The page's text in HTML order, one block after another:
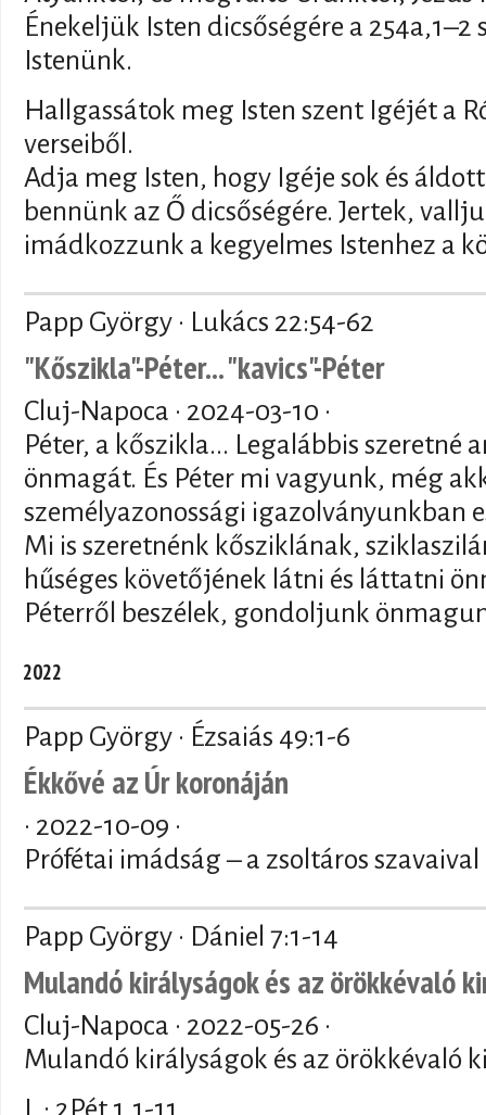
Énekeljük Isten dicsőségére a 254a,1–2
Istenünk.
Hallgassátok meg Isten szent Igéjét a
verseiből.
Adja meg Isten, hogy Igéje sok és
bennünk az Ő dicsőségére. Jertek,
imádkozzunk a kegyelmes Istenhez a
Papp György · Lukács 22:54-62
"Kőszikla"-Péter... "kavics"-Péter
Cluj-Napoca · 2024-03-10 ·
Péter, a kőszikla... Legalábbis szeretné
önmagát. És Péter mi vagyunk, még
személyazonossági igazolványunkban
Mi is szeretnénk kősziklának,
hűséges követőjének látni és láttatni
Péterről beszélek, gondoljunk
2022
Papp György · Ézsaiás 49:1-6
Ékkővé az Úr koronáján
· 2022-10-09 ·
Prófétai imádság – a zsoltáros szavaival
Papp György · Dániel 7:1-14
Mulandó királyságok és az örökkévaló
Cluj-Napoca · 2022-05-26 ·
Mulandó királyságok és az örökkévaló